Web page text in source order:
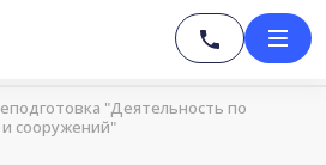
"Деятельность по
сооружений"